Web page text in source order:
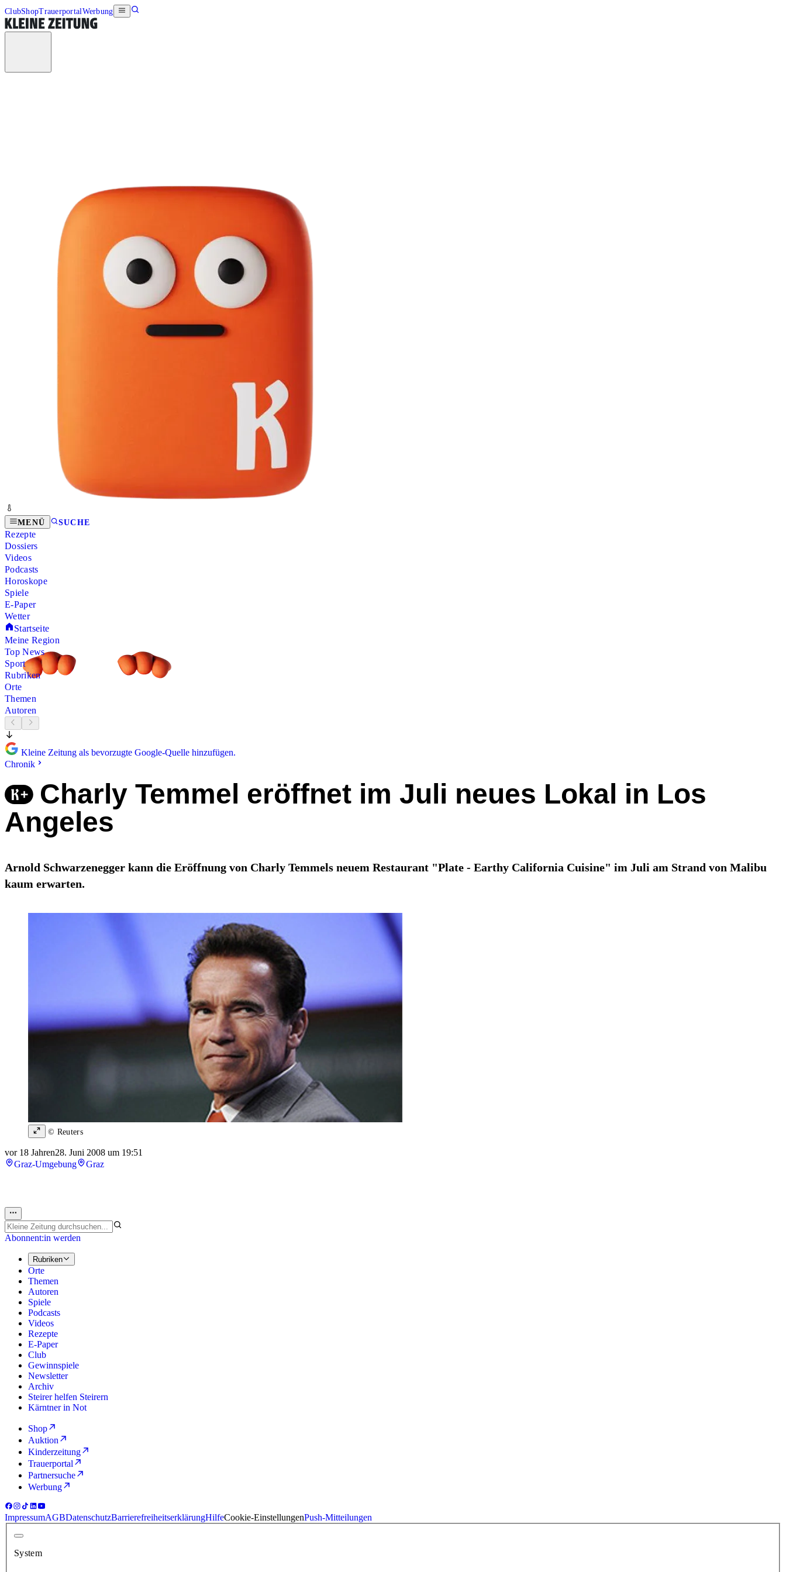
ClubShopTrauerportalWerbung
MENÜ SUCHE
Rezepte
Dossiers
Videos
Podcasts
Horoskope
Spiele
E-Paper
Wetter
Startseite
Meine Region
Top News
Sport
Rubriken
Orte
Themen
Autoren
Kleine Zeitung als bevorzugte Google-Quelle hinzufügen.
Chronik
Charly Temmel eröffnet im Juli neues Lokal in Los
Angeles
Arnold Schwarzenegger kann die Eröffnung von Charly Temmels neuem Restaurant "Plate - Earthy California Cuisine" im Juli am Strand von Malibu
kaum erwarten.
© Reuters
vor 18 Jahren28. Juni 2008 um 19:51
Graz-Umgebung
Graz
Abonnent:in werden
Rubriken
Orte
Themen
Autoren
Spiele
Podcasts
Videos
Rezepte
E-Paper
Club
Gewinnspiele
Newsletter
Archiv
Steirer helfen Steirern
Kärntner in Not
Shop
Auktion
Kinderzeitung
Trauerportal
Partnersuche
Werbung
ImpressumAGBDatenschutzBarrierefreiheitserklärungHilfeCookie-EinstellungenPush-Mitteilungen
System